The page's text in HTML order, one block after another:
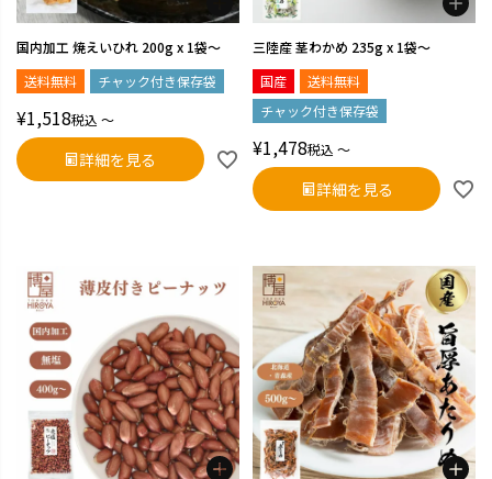
国内加工 焼えいひれ 200g x 1袋～
送料無料
チャック付き保存袋
¥1,518税込 〜
詳細を見る
三陸産 茎わかめ 235g x 1袋～
国産
送料無料
チャック付き保存袋
¥1,478税込 〜
詳細を見る